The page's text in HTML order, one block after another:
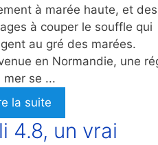
à marée haute, et des
à couper le souffle qui
au gré des marées.
en Normandie, une
mer se ...
la suite
4.8, un vrai